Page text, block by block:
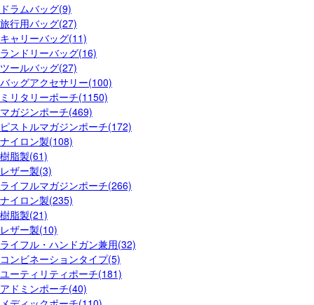
ドラムバッグ(9)
旅行用バッグ(27)
キャリーバッグ(11)
ランドリーバッグ(16)
ツールバッグ(27)
バッグアクセサリー(100)
ミリタリーポーチ(1150)
マガジンポーチ(469)
ピストルマガジンポーチ(172)
ナイロン製(108)
樹脂製(61)
レザー製(3)
ライフルマガジンポーチ(266)
ナイロン製(235)
樹脂製(21)
レザー製(10)
ライフル・ハンドガン兼用(32)
コンビネーションタイプ(5)
ユーティリティポーチ(181)
アドミンポーチ(40)